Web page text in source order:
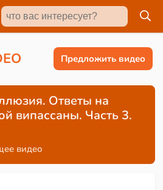
EO Предложить видео
Ответы на
випассаны. Часть 3.
видео